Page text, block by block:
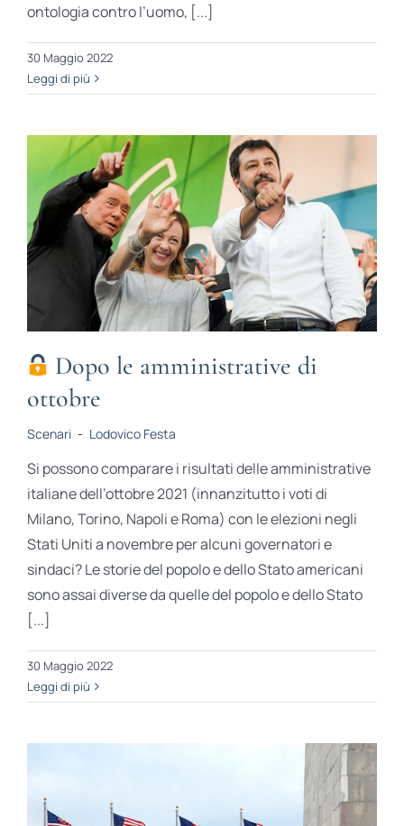
ontologia contro l’uomo, [...]
30 Maggio 2022
Leggi di più
Dopo le amministrative di
ottobre
Scenari - Lodovico Festa
Si possono comparare i risultati delle amministrative
italiane dell’ottobre 2021 (innanzitutto i voti di
Milano, Torino, Napoli e Roma) con le elezioni negli
Stati Uniti a novembre per alcuni governatori e
sindaci? Le storie del popolo e dello Stato americani
sono assai diverse da quelle del popolo e dello Stato
[...]
30 Maggio 2022
Leggi di più